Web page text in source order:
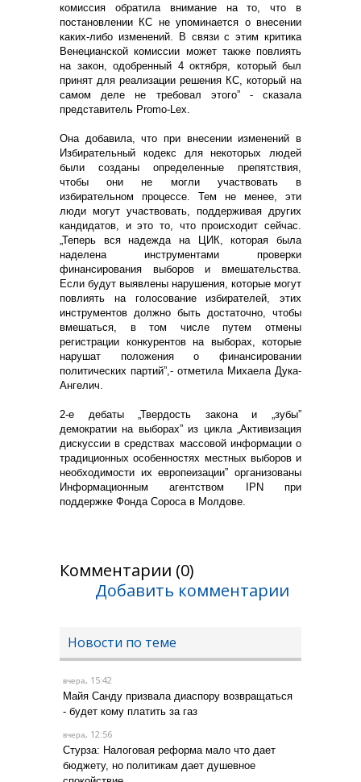
комиссия обратила внимание на то, что в
постановлении КС не упоминается о внесении
каких-либо изменений. В связи с этим критика
Венецианской комиссии может также повлиять
на закон, одобренный 4 октября, который был
принят для реализации решения КС, который на
самом деле не требовал этого” - сказала
представитель Promo-Lex.
Она добавила, что при внесении изменений в
Избирательный кодекс для некоторых людей
были созданы определенные препятствия,
чтобы они не могли участвовать в
избирательном процессе. Тем не менее, эти
люди могут участвовать, поддерживая других
кандидатов, и это то, что происходит сейчас.
„Теперь вся надежда на ЦИК, которая была
наделена инструментами проверки
финансирования выборов и вмешательства.
Если будут выявлены нарушения, которые могут
повлиять на голосование избирателей, этих
инструментов должно быть достаточно, чтобы
вмешаться, в том числе путем отмены
регистрации конкурентов на выборах, которые
нарушат положения о финансировании
политических партий”,- отметила Михаела Дука-
Ангелич.
2-е дебаты „Твердость закона и „зубы”
демократии на выборах” из цикла „Активизация
дискуссии в средствах массовой информации о
традиционных особенностях местных выборов и
необходимости их европеизации” организованы
Информационным агентством IPN при
поддержке Фонда Сороса в Молдове.
Комментарии (0)
Добавить комментарии
Новости по теме
вчера, 15:42
Майя Санду призвала диаспору возвращаться
- будет кому платить за газ
вчера, 12:56
Стурза: Налоговая реформа мало что дает
бюджету, но политикам дает душевное